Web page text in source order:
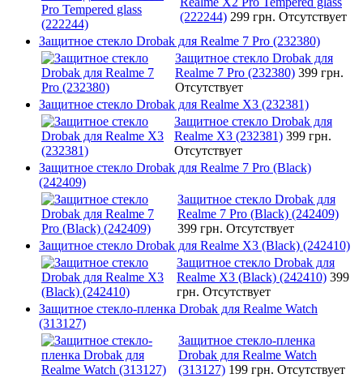
(222244) 299 грн. Отсутствует
Защитное стекло Drobak для Realme 7 Pro (232380)
Защитное стекло Drobak для
Realme 7 Pro (232380) 399 грн.
Отсутствует
Защитное стекло Drobak для Realme X3 (232381)
Защитное стекло Drobak для
Realme X3 (232381) 399 грн.
Отсутствует
Защитное стекло Drobak для Realme 7 Pro (Black)
(242409)
Защитное стекло Drobak для
Realme 7 Pro (Black) (242409)
399 грн. Отсутствует
Защитное стекло Drobak для Realme X3 (Black) (242410)
Защитное стекло Drobak для
Realme X3 (Black) (242410) 399
грн. Отсутствует
Защитное стекло-пленка Drobak для Realme Watch
(313127)
Защитное стекло-пленка
Drobak для Realme Watch
(313127) 199 грн. Отсутствует